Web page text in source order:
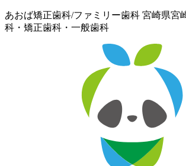
あおば矯正歯科/ファミリー歯科 宮崎県宮
科・矯正歯科・一般歯科